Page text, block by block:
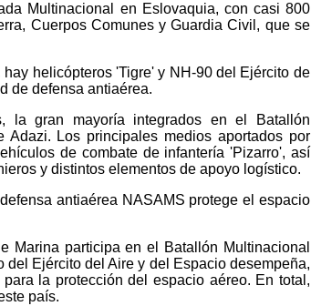
Multinacional en Eslovaquia, con casi 800
Cuerpos Comunes y Guardia Civil, que se
helicópteros 'Tigre' y NH-90 del Ejército de
de defensa antiaérea.
la gran mayoría integrados en el Batallón
Los principales medios aportados por
de combate de infantería 'Pizarro', así
y distintos elementos de apoyo logístico.
antiaérea NASAMS protege el espacio
Marina participa en el Batallón Multinacional
del Ejército del Aire y del Espacio desempeña,
la protección del espacio aéreo. En total,
país.